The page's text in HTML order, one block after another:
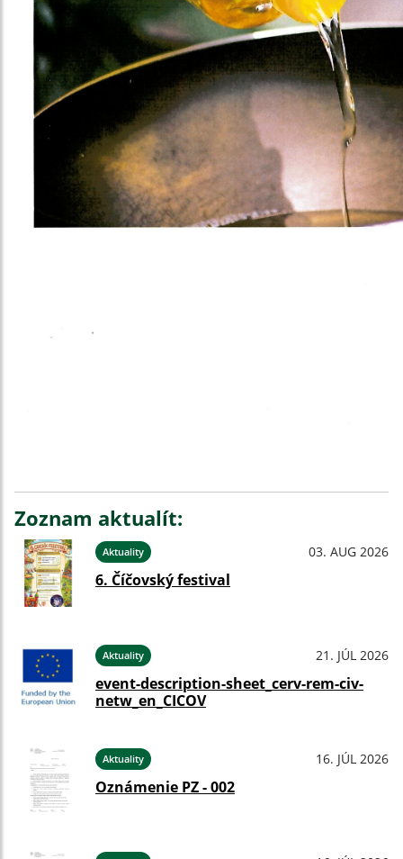
Zoznam aktualít:
Aktuality 03. AUG 2026
6. Číčovský festival
Aktuality 21. JÚL 2026
event-description-sheet_cerv-rem-civ-
netw_en_CICOV
Aktuality 16. JÚL 2026
Oznámenie PZ - 002